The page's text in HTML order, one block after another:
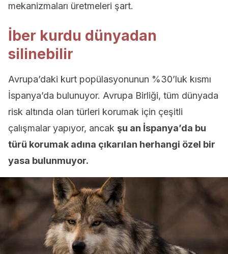
mekanizmaları üretmeleri şart.
İber kurdu dünyadan
silinebilir
Avrupa’daki kurt popülasyonunun %30’luk kısmı
İspanya’da bulunuyor. Avrupa Birliği, tüm dünyada
risk altında olan türleri korumak için çeşitli
çalışmalar yapıyor, ancak şu an İspanya’da bu
türü korumak adına çıkarılan herhangi özel bir
yasa bulunmuyor.